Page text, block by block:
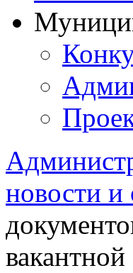
новости и
вакантной